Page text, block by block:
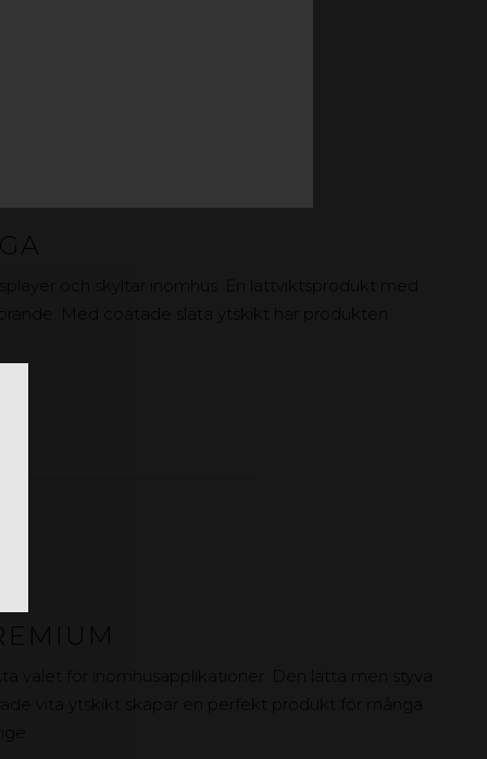
och skyltar inomhus. En lättviktsprodukt med
Med coatade släta ytskikt har produkten
valet för inomhusapplikationer. Den lätta men styva
vita ytskikt skapar en perfekt produkt för många